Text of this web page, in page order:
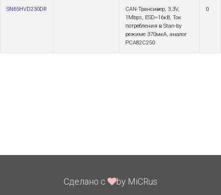
SN65HVD230DR
CAN-Трансивер, 3.3V,
1Mbps, ESD=16кВ, Ток
потребления в Stan-by
режиме 370мкА, аналог
PCA82C250
0
Сделано с by MiCRus